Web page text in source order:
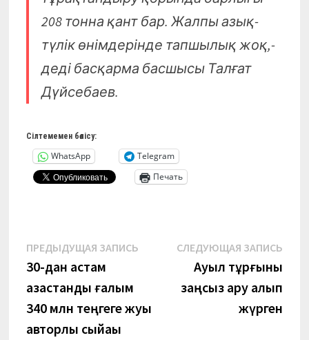
208 тонна қант бар. Жалпы азық-
түлік өнімдерінде тапшылық жоқ,-
деді басқарма басшысы Талғат
Дүйсебаев.
Сілтемемен бөлісу:
WhatsApp
Telegram
Печать
Навигация
по
записям
ПРЕДЫДУЩАЯ ЗАПИСЬПредыдущая
30-дан астам
қазақстандық ғалым
340 млн теңгеге жуық
авторлық сыйақы
СЛЕДУЮЩАЯ ЗАПИСЬ
Ауыл тұрғыны
заңсыз қару алып
жүрген